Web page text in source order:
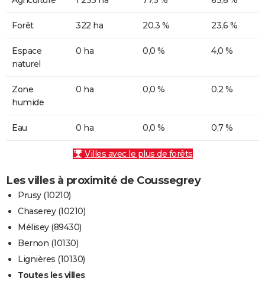
Forêt 322 ha 20,3 % 23,6 %
Espace
naturel
0 ha 0,0 % 4,0 %
Zone
humide
0 ha 0,0 % 0,2 %
Eau 0 ha 0,0 % 0,7 %
Villes avec le plus de forêts
Les villes à proximité de Coussegrey
Prusy (10210)
Chaserey (10210)
Mélisey (89430)
Bernon (10130)
Lignières (10130)
Toutes les villes